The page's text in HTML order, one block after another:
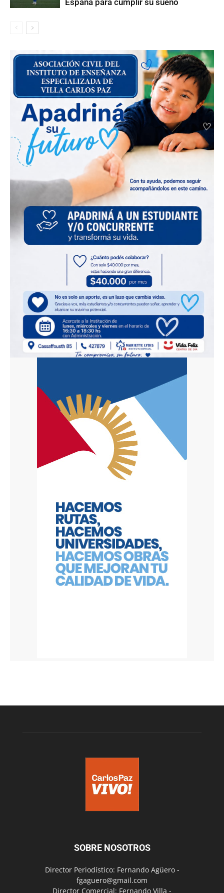
España para cumplir su sueño
SOBRE NOSOTROS
Director Periodístico: Fernando Agüero -
fgaguero@gmail.com
Director Comercial: Fernando Villa -